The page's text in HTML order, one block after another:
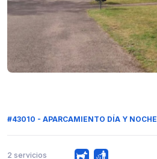
#43010 - APARCAMIENTO DÍA Y NOCHE
2 servicios